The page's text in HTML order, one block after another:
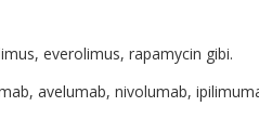
everolimus, rapamycin gibi.
avelumab, nivolumab,